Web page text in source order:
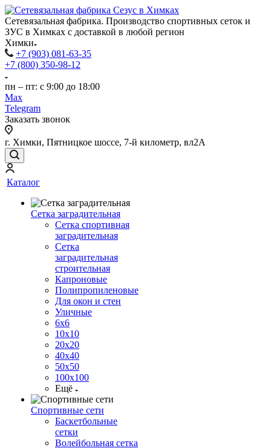
Сетевязальная фабрика. Производство спортивных сеток и
ЗУС в Химках с доставкой в любой регион
Химки
+7 (903) 081-63-35
+7 (800) 350-98-12
пн – пт: с 9:00 до 18:00
Max
Telegram
Заказать звонок
г. Химки, Пятницкое шоссе, 7-й километр, вл2А
Каталог
Сетка заградительная
Сетка спортивная
заградительная
Сетка
заградительная
строительная
Капроновые
Полипропиленовые
Для окон и стен
Уличные
6х6
10х10
20х20
40х40
50х50
100х100
Ещё
Спортивные сети
Баскетбольные
сетки
Волейбольная сетка